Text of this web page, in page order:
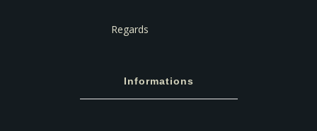
Regards
Informations